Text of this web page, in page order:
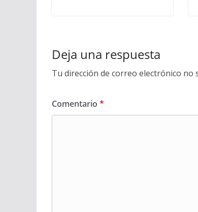
Deja una respuesta
Tu dirección de correo electrónico no
Comentario *